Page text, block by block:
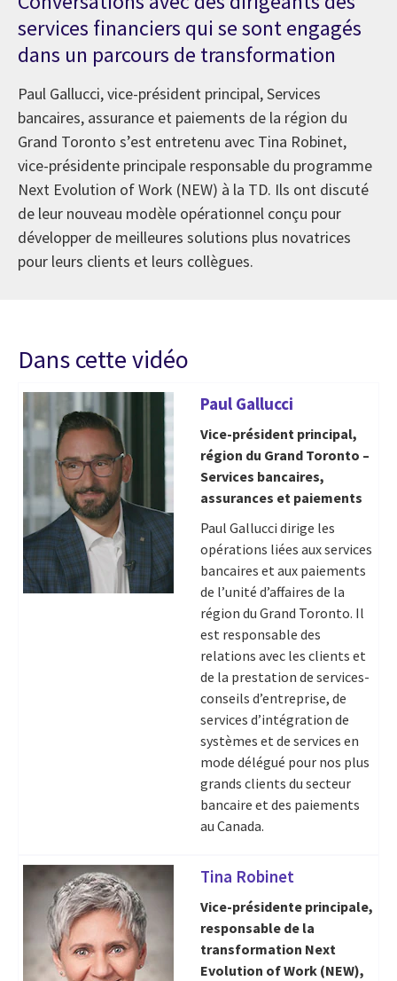
services financiers qui se sont engagés
dans un parcours de transformation
Paul Gallucci, vice-président principal, Services
bancaires, assurance et paiements de la région du
Grand Toronto s’est entretenu avec Tina Robinet,
vice-présidente principale responsable du programme
Next Evolution of Work (NEW) à la TD. Ils ont discuté
de leur nouveau modèle opérationnel conçu pour
développer de meilleures solutions plus novatrices
pour leurs clients et leurs collègues.
Dans cette vidéo
Paul Gallucci
Vice-président principal,
région du Grand Toronto –
Services bancaires,
assurances et paiements
Paul Gallucci dirige les
opérations liées aux services
bancaires et aux paiements
de l’unité d’affaires de la
région du Grand Toronto. Il
est responsable des
relations avec les clients et
de la prestation de services-
conseils d’entreprise, de
services d’intégration de
systèmes et de services en
mode délégué pour nos plus
grands clients du secteur
bancaire et des paiements
au Canada.
Tina Robinet
Vice-présidente principale,
responsable de la
transformation Next
Evolution of Work (NEW),